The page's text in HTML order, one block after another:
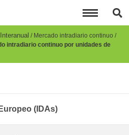
Interanual
Mercado intradiario continuo
intradiario continuo por unidades de
(IDAs)